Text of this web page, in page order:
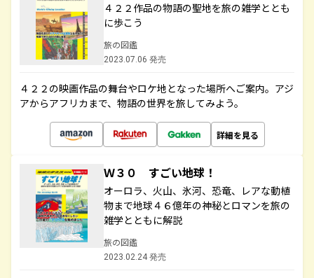
４２２作品の物語の聖地を旅の雑学ととも
に歩こう
旅の図鑑
2023.07.06 発売
４２２の映画作品の舞台やロケ地となった場所へご案内。アジ
アからアフリカまで、物語の世界を旅してみよう。
詳細を見る
Ｗ３０ すごい地球！
オーロラ、火山、氷河、恐竜、レアな動植
物まで地球４６億年の神秘とロマンを旅の
雑学とともに解説
旅の図鑑
2023.02.24 発売